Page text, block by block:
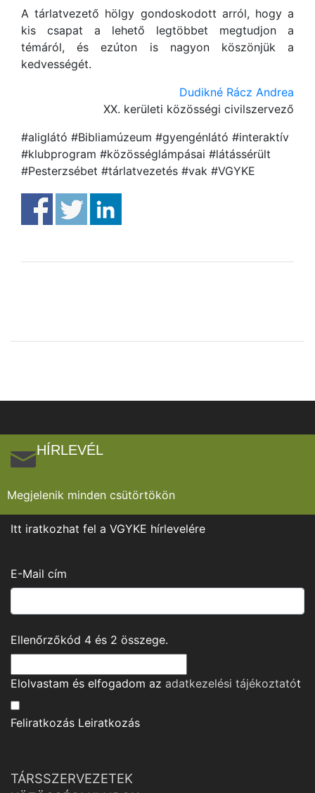
A tárlatvezető hölgy gondoskodott arról, hogy a
kis csapat a lehető legtöbbet megtudjon a
témáról, és ezúton is nagyon köszönjük a
kedvességét.
Dudikné Rácz Andrea
XX. kerületi közösségi civilszervező
#aliglátó #Bibliamúzeum #gyengénlátó #interaktív
#klubprogram #közösséglámpásai #látássérült
#Pesterzsébet #tárlatvezetés #vak #VGYKE
HÍRLEVÉL
Megjelenik minden csütörtökön
Itt iratkozhat fel a VGYKE hírlevelére
E-Mail cím
Ellenőrzőkód 4 és 2 összege.
Elolvastam és elfogadom az adatkezelési tájékoztatót
Feliratkozás Leiratkozás
TÁRSSZERVEZETEK